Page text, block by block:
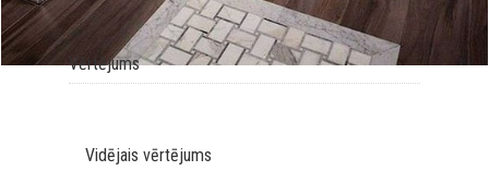
Vērtējums
Vidējais vērtējums